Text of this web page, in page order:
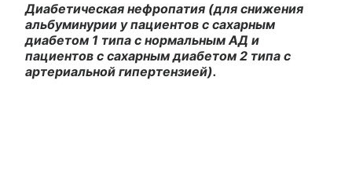
Диабетическая нефропатия (для снижения
альбуминурии у пациентов с сахарным
диабетом 1 типа с нормальным АД и
пациентов с сахарным диабетом 2 типа с
артериальной гипертензией).